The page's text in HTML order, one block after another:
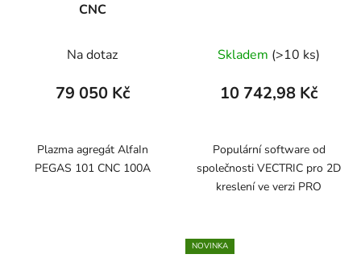
CNC
Na dotaz
79 050 Kč
Plazma agregát AlfaIn
PEGAS 101 CNC 100A
Skladem (>10 ks)
10 742,98 Kč
Populární software od
společnosti VECTRIC pro 2D
kreslení ve verzi PRO
NOVINKA